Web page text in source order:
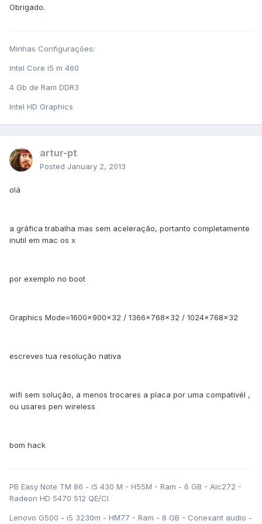
Obrigado.
Minhas Configurações:
Intel Core i5 m 460
4 Gb de Ram DDR3
Intel HD Graphics
artur-pt
Posted January 2, 2013
olá
a gráfica trabalha mas sem aceleração, portanto completamente
inutil em mac os x
por exemplo no boot
Graphics Mode=1600x900x32 / 1366x768x32 / 1024x768x32
escreves tua resolução nativa
wifi sem solução, a menos trocares a placa por uma compativél ,
ou usares pen wireless
bom hack
PB Easy Note TM 86 - i5 430 M - H55M - Ram - 6 GB - Alc272 -
Radeon HD 5470 512 QE/CI
Lenovo G500 - i5 3230m - HM77 - Ram - 8 GB - Conexant audio -